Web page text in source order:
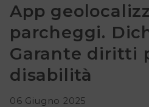
Comitato
In
primo
piano
App
parcheggi.
Garante diritti
disabilità
06 Giugno 2025